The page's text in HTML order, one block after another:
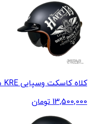
کلاه کاسکت وسپایی KRE مدل kt67 happy13
13,500,000 تومان